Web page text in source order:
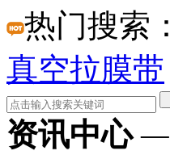
热门搜索：
真空拉膜带
资讯中心—